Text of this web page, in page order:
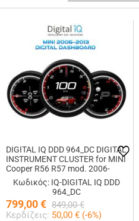
DIGITAL IQ DDD 964_DC DIGITAL
INSTRUMENT CLUSTER for MINI
Cooper R56 R57 mod. 2006-
2013)
Κωδικός: IQ-DIGITAL IQ DDD
964_DC
799,00€ 849,00 €
Κερδίζεις: 50,00 € (-6%)